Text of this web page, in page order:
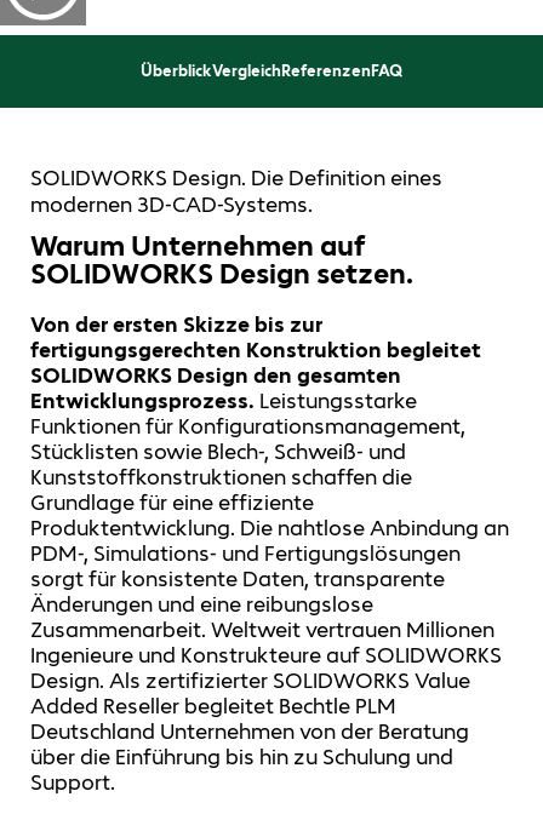
ÜberblickVergleichReferenzenFAQ
SOLIDWORKS Design. Die Definition eines
modernen 3D-CAD-Systems.
Warum Unternehmen auf
SOLIDWORKS Design setzen.
Von der ersten Skizze bis zur
fertigungsgerechten Konstruktion begleitet
SOLIDWORKS Design den gesamten
Entwicklungsprozess. Leistungsstarke
Funktionen für Konfigurationsmanagement,
Stücklisten sowie Blech-, Schweiß- und
Kunststoffkonstruktionen schaffen die
Grundlage für eine effiziente
Produktentwicklung. Die nahtlose Anbindung an
PDM-, Simulations- und Fertigungslösungen
sorgt für konsistente Daten, transparente
Änderungen und eine reibungslose
Zusammenarbeit. Weltweit vertrauen Millionen
Ingenieure und Konstrukteure auf SOLIDWORKS
Design. Als zertifizierter SOLIDWORKS Value
Added Reseller begleitet Bechtle PLM
Deutschland Unternehmen von der Beratung
über die Einführung bis hin zu Schulung und
Support.